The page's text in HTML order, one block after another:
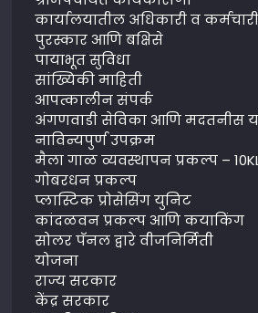
कार्यालयातील अधिकारी व कर्मचारी
पुरस्कार आणि बक्षिसे
पायाभूत सुविधा
सांख्यिकी माहिती
आपत्कालीन संपर्क
अंगणवाडी सेविका आणि मदतनीस
नाविन्यपुर्ण उपक्रम
मैला गाळ व्यवस्थापन प्रकल्प –
गोबरधन प्रकल्प
प्लास्टिक प्रोसेसिंग युनिट
कांदळवन प्रकल्प आणि कयाकिंग
सोलर पॅनल द्वारे वीजनिर्मिती
योजना
राज्य सरकार
केंद्र सरकार